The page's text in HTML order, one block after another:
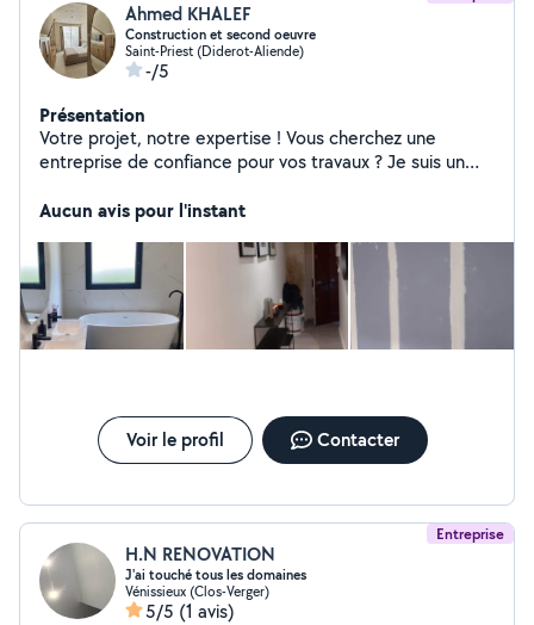
Ahmed KHALEF
Construction et second oeuvre
Saint-Priest (Diderot-Aliende)
-/5
Présentation
Votre projet, notre expertise ! Vous cherchez une
entreprise de confiance pour vos travaux ? Je suis un
artisans qualifiés qui travaillent ensemble avec
interlocuteur pour simplifier votre projet et équipe
d'artisans de confiance, habitués à collaborer ensemble
qui garantissent un accompagnement sur mesure, du
début à la fin. Fini les mauvaises surprises ! Avec nous,
votre chantier est entre de bonnes mains. Contactez-
Aucun avis pour l'instant
Voir le profil Contacter
Entreprise
H.N RENOVATION
J'ai touché tous les domaines
Vénissieux (Clos-Verger)
5/5 (1 avis)